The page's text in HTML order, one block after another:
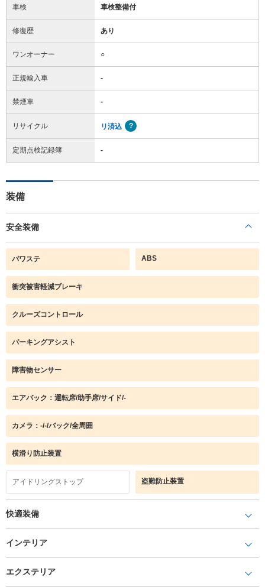
車検 車検整備付
修復歴 あり
ワンオーナー ○
正規輸入車 -
禁煙車 -
リサイクル リ済込
定期点検記録簿 -
装備
安全装備
パワステ ABS
衝突被害軽減ブレーキ
クルーズコントロール
パーキングアシスト
障害物センサー
エアバック：運転席/助手席/サイド/-
カメラ：-/-/バック/全周囲
横滑り防止装置
アイドリングストップ 盗難防止装置
快適装備
インテリア
エクステリア